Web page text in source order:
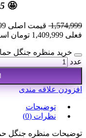
🤩
1,574,999 قیمت اصلی 1,574,999 تومان بود.
فعلی 1,409,999 تومان است.
عدد
افزودن علاقه مندی
توضیحات
نظرات (0)
توضیحات منظره جنگل